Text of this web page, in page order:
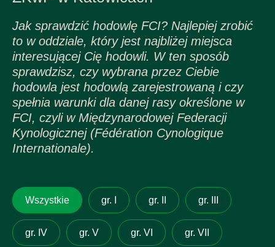
Jak sprawdzić hodowlę FCI? Najlepiej zrobić
to w oddziale, który jest najbliżej miejsca
interesującej Cię hodowli. W ten sposób
sprawdzisz, czy wybrana przez Ciebie
hodowla jest hodowlą zarejestrowaną i czy
spełnia warunki dla danej rasy określone w
FCI, czyli w Międzynarodowej Federacji
Kynologicznej (Fédération Cynologique
Internationale).
Wszystkie gr. I gr. II gr. III
gr. IV gr. V gr. VI gr. VII